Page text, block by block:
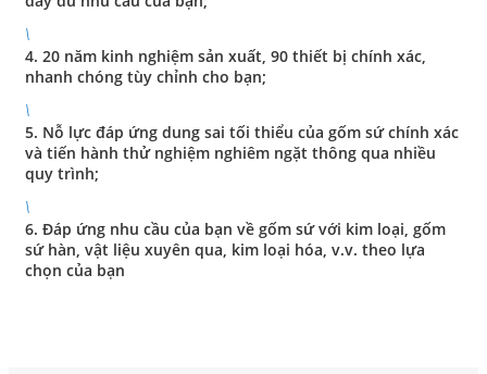
\
4. 20 năm kinh nghiệm sản xuất, 90 thiết bị chính xác,
nhanh chóng tùy chỉnh cho bạn;
\
5. Nỗ lực đáp ứng dung sai tối thiểu của gốm sứ chính xác
và tiến hành thử nghiệm nghiêm ngặt thông qua nhiều
quy trình;
\
6. Đáp ứng nhu cầu của bạn về gốm sứ với kim loại, gốm
sứ hàn, vật liệu xuyên qua, kim loại hóa, v.v. theo lựa
chọn của bạn